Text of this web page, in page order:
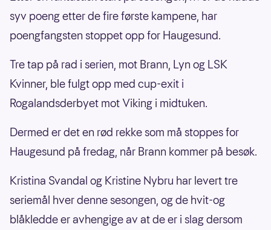
syv poeng etter de fire første kampene, har
poengfangsten stoppet opp for Haugesund.
Tre tap på rad i serien, mot Brann, Lyn og LSK
Kvinner, ble fulgt opp med cup-exit i
Rogalandsderbyet mot Viking i midtuken.
Dermed er det en rød rekke som må stoppes for
Haugesund på fredag, når Brann kommer på besøk.
Kristina Svandal og Kristine Nybru har levert tre
seriemål hver denne sesongen, og de hvit-og
blåkledde er avhengige av at de er i slag dersom